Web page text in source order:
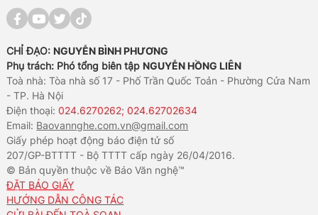
CHỈ ĐẠO: NGUYỄN BÌNH PHƯƠNG
Phụ trách: Phó tổng biên tập NGUYỄN HỒNG LIÊN
Toà nhà: Tòa nhà số 17 - Phố Trần Quốc Toản - Phường Cửa Nam
- TP. Hà Nội
Điện thoại:024.6270262; 024.62702634
Email: Baovannghe.com.vn@gmail.com
Giấy phép hoạt động báo điện tử số
207/GP-BTTTT - Bộ TTTT cấp ngày 26/04/2016.
© Bản quyền thuộc về Báo Văn nghệ™
ĐẶT BÁO GIẤY
HƯỚNG DẪN CÔNG TÁC